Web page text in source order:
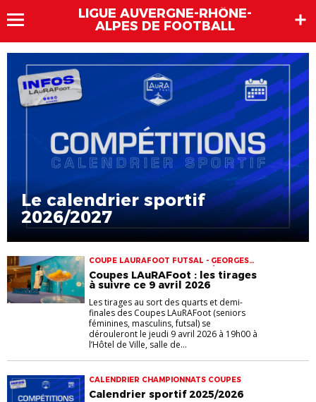
LIGUE AUVERGNE-RHÔNE-
ALPES DE FOOTBALL
Le calendrier sportif
2026/2027
COUPE LAURAFOOT FUTSAL - GEORGES
VERNET COUPE LAURAFOOT SÉNIORS
FÉMININES COUPE LAURAFOOT SÉNIORS
MASCULINS COUPES
Coupes LAuRAFoot : les tirages
à suivre ce 9 avril 2026
Les tirages au sort des quarts et demi-
finales des Coupes LAuRAFoot (seniors
féminines, masculins, futsal) se
dérouleront le jeudi 9 avril 2026 à 19h00 à
l’Hôtel de Ville, salle de...
CALENDRIER CHAMPIONNATS COUPES
Calendrier sportif 2025/2026